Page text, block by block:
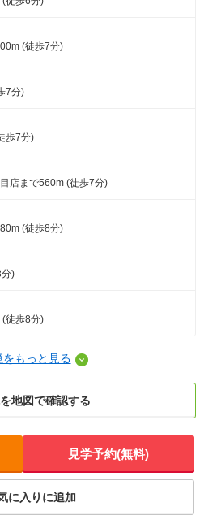
(徒歩7分)
7分)
歩7分)
店まで560m (徒歩7分)
(徒歩8分)
)
(徒歩8分)
をもっと見る
地図で確認する
見学予約(無料)
に入りに追加